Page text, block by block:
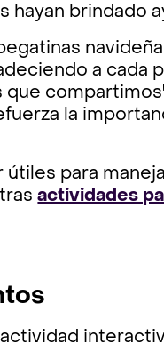
hayan brindado
a cada
la
para
actividades